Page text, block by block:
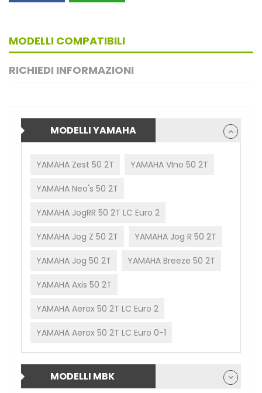
MODELLI COMPATIBILI
RICHIEDI INFORMAZIONI
MODELLI YAMAHA
YAMAHA Zest 50 2T YAMAHA VIno 50 2T
YAMAHA Neo's 50 2T
YAMAHA JogRR 50 2T LC Euro 2
YAMAHA Jog Z 50 2T YAMAHA Jog R 50 2T
YAMAHA Jog 50 2T YAMAHA Breeze 50 2T
YAMAHA Axis 50 2T
YAMAHA Aerox 50 2T LC Euro 2
YAMAHA Aerox 50 2T LC Euro 0-1
MODELLI MBK